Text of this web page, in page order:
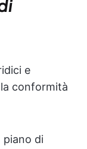
e
conformità
piano di